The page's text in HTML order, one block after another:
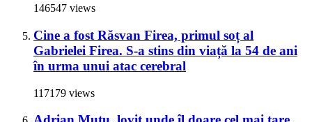
146547 views
Cine a fost Răsvan Firea, primul soț al
Gabrielei Firea. S-a stins din viață la 54 de ani
în urma unui atac cerebral
117179 views